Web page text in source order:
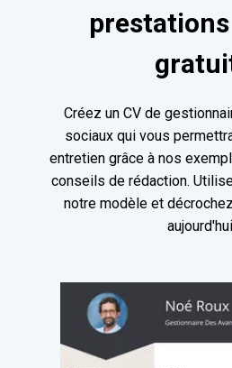
Créez un CV de
sociaux qui vous
entretien grâce à nos
conseils de rédaction.
notre modèle et